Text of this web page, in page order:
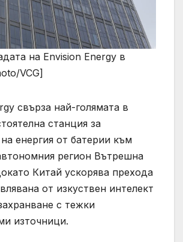
на Envision Energy в
VCG]
свърза най-голямата в
станция за
енергия от батерии към
регион Вътрешна
Китай ускорява прехода
от изкуствен интелект
с тежки
източници.